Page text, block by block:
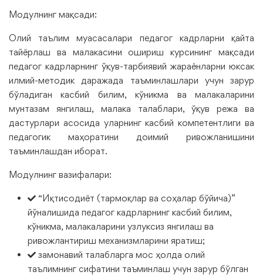
Модулнинг мақсади:
Олий таълим муасасалари педагог кадрларни қайта
тайёрлаш ва малакасини ошириш курсининг мақсади
педагог кадрларнинг ўқув-тарбиявий жараёнларни юксак
илмий-методик даражада таъминлашлари учун зарур
бўладиган касбий билим, кўникма ва малакаларини
мунтазам янгилаш, малака талаблари, ўқув режа ва
дастурлари асосида уларнинг касбий компетентлиги ва
педагогик маҳоратини доимий ривожланишини
таъминлашдан иборат.
Модулнинг вазифалари:
“Иқтисодиёт (тармоқлар ва соҳалар бўйича)”
йўналишида педагог кадрларнинг касбий билим,
кўникма, малакаларини узлуксиз янгилаш ва
ривожлантириш механизмларини яратиш;
замонавий талабларга мос ҳолда олий
таълимнинг сифатини таъминлаш учун зарур бўлган